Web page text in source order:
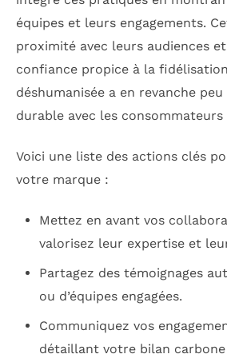
équipes et leurs engagements.
proximité avec leurs audiences
confiance propice à la
déshumanisée a en revanche
durable avec les consommateurs
Voici une liste des actions clés
votre marque :
Mettez en avant vos
valorisez leur expertise et
Partagez des témoignages
ou d’équipes engagées.
Communiquez vos
détaillant votre bilan